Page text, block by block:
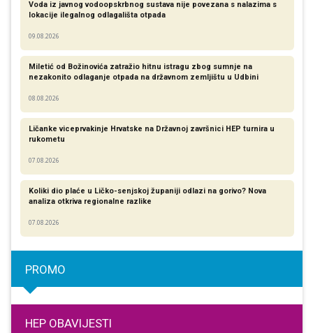
Voda iz javnog vodoopskrbnog sustava nije povezana s nalazima s
lokacije ilegalnog odlagališta otpada
09.08.2026
Miletić od Božinovića zatražio hitnu istragu zbog sumnje na
nezakonito odlaganje otpada na državnom zemljištu u Udbini
08.08.2026
Ličanke viceprvakinje Hrvatske na Državnoj završnici HEP turnira u
rukometu
07.08.2026
Koliki dio plaće u Ličko-senjskoj županiji odlazi na gorivo? Nova
analiza otkriva regionalne razlike​
07.08.2026
PROMO
HEP OBAVIJESTI